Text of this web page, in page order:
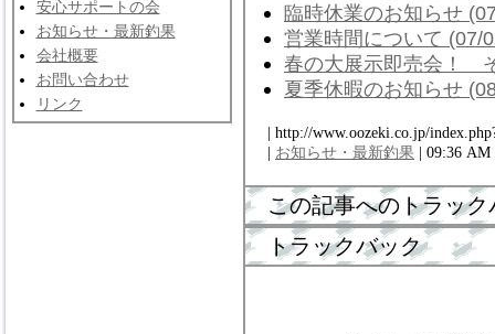
安心サポートの会
お知らせ・最新釣果
会社概要
お問い合わせ
リンク
臨時休業のお知らせ
営業時間について (07/
春の大展示即売会！
夏季休暇のお知らせ
| http://www.oozeki.co.jp/
| お知らせ・最新釣果 | 09:36
この記事へのトラッ
トラックバック